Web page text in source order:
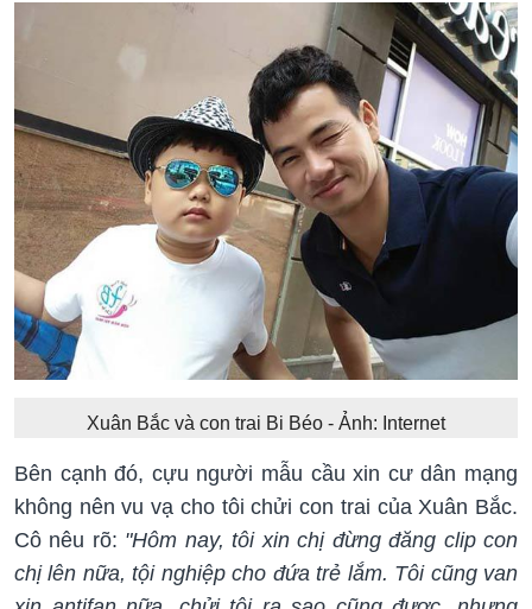
Xuân Bắc và con trai Bi Béo - Ảnh: Internet
Bên cạnh đó, cựu người mẫu cầu xin cư dân mạng
không nên vu vạ cho tôi chửi con trai của Xuân Bắc.
Cô nêu rõ: "Hôm nay, tôi xin chị đừng đăng clip con
chị lên nữa, tội nghiệp cho đứa trẻ lắm. Tôi cũng van